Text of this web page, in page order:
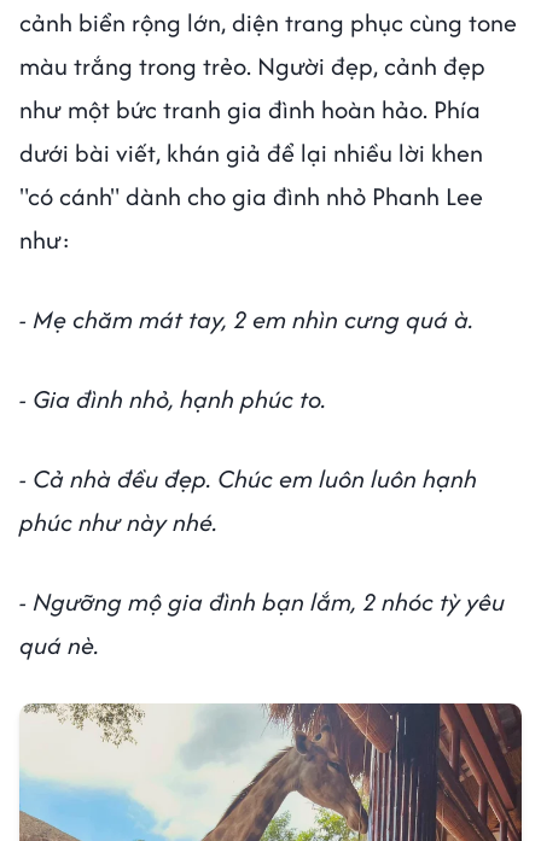
cảnh biển rộng lớn, diện trang phục cùng tone
màu trắng trong trẻo. Người đẹp, cảnh đẹp
như một bức tranh gia đình hoàn hảo. Phía
dưới bài viết, khán giả để lại nhiều lời khen
"có cánh" dành cho gia đình nhỏ Phanh Lee
như:
- Mẹ chăm mát tay, 2 em nhìn cưng quá à.
- Gia đình nhỏ, hạnh phúc to.
- Cả nhà đều đẹp. Chúc em luôn luôn hạnh
phúc như này nhé.
- Ngưỡng mộ gia đình bạn lắm, 2 nhóc tỳ yêu
quá nè.